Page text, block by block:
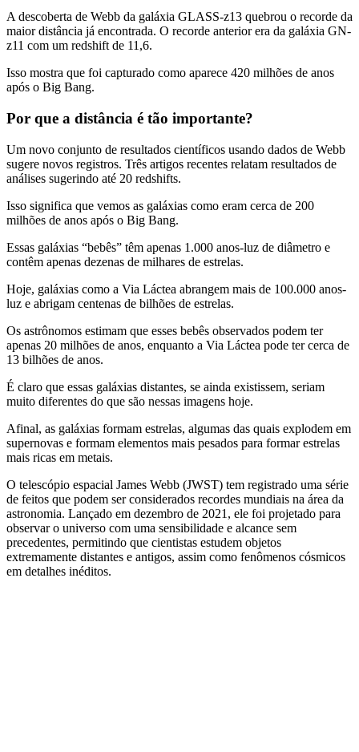
A descoberta de Webb da galáxia GLASS-z13 quebrou o recorde da
maior distância já encontrada. O recorde anterior era da galáxia GN-
z11 com um redshift de 11,6.
Isso mostra que foi capturado como aparece 420 milhões de anos
após o Big Bang.
Por que a distância é tão importante?
Um novo conjunto de resultados científicos usando dados de Webb
sugere novos registros. Três artigos recentes relatam resultados de
análises sugerindo até 20 redshifts.
Isso significa que vemos as galáxias como eram cerca de 200
milhões de anos após o Big Bang.
Essas galáxias “bebês” têm apenas 1.000 anos-luz de diâmetro e
contêm apenas dezenas de milhares de estrelas.
Hoje, galáxias como a Via Láctea abrangem mais de 100.000 anos-
luz e abrigam centenas de bilhões de estrelas.
Os astrônomos estimam que esses bebês observados podem ter
apenas 20 milhões de anos, enquanto a Via Láctea pode ter cerca de
13 bilhões de anos.
É claro que essas galáxias distantes, se ainda existissem, seriam
muito diferentes do que são nessas imagens hoje.
Afinal, as galáxias formam estrelas, algumas das quais explodem em
supernovas e formam elementos mais pesados ​​para formar estrelas
mais ricas em metais.
O telescópio espacial James Webb (JWST) tem registrado uma série
de feitos que podem ser considerados recordes mundiais na área da
astronomia. Lançado em dezembro de 2021, ele foi projetado para
observar o universo com uma sensibilidade e alcance sem
precedentes, permitindo que cientistas estudem objetos
extremamente distantes e antigos, assim como fenômenos cósmicos
em detalhes inéditos.